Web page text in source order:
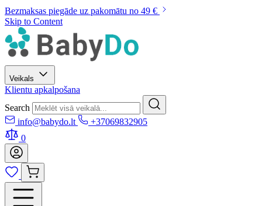
Bezmaksas piegāde uz pakomātu no 49 €
Skip to Content
Veikals
Klientu apkalpošana
Search
info@babydo.lt
+37069832905
0